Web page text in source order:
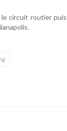
le circuit routier puis